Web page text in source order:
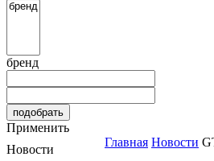
бренд
Применить
Новости
Главная Новости